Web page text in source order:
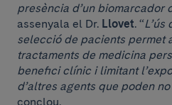
presència d’un biomarcador
assenyala el Dr. Llovet. “
selecció de pacients permet
tractaments de medicina
benefici clínic i limitant
d’altres agents que poden
conclou.